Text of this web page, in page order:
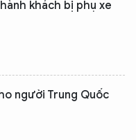
khách bị phụ xe
người Trung Quốc